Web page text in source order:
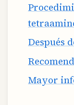
Después
Mayor